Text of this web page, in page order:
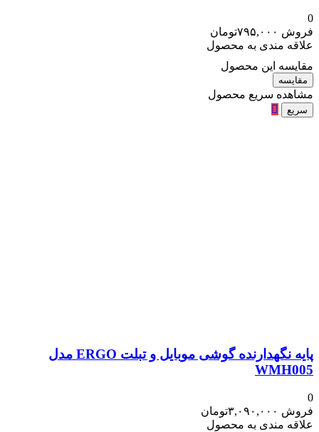
0
فروش ۷۹۵,۰۰۰تومان
علاقه مندی به محصول
مقایسه این محصول
مقایسه
مشاهده سریع محصول
سریع
پایه نگهدارنده گوشی موبایل و تبلت ERGO مدل
WMH005
0
فروش ۳,۰۹۰,۰۰۰تومان
علاقه مندی به محصول